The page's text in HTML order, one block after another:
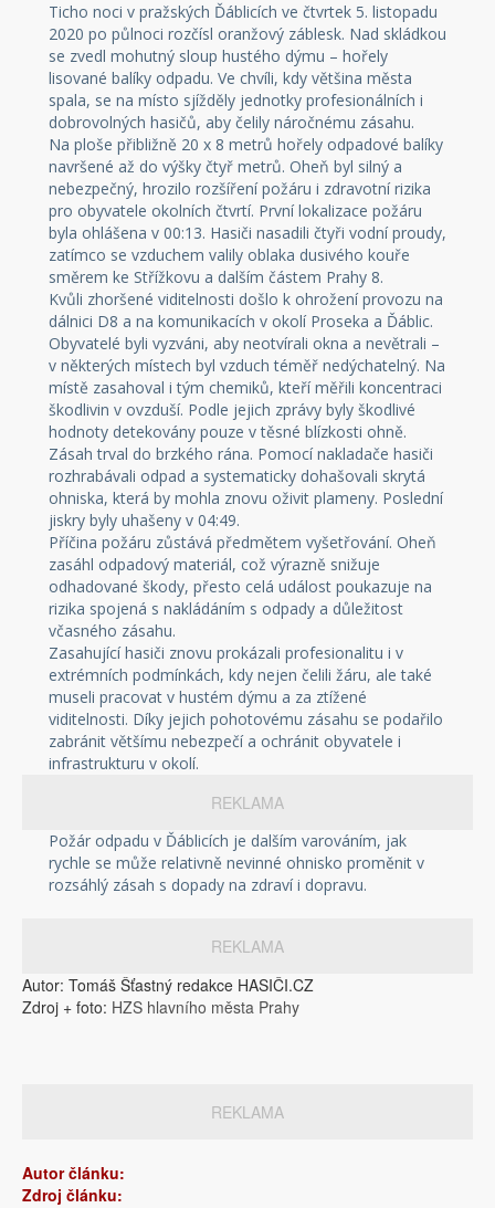
Ticho noci v pražských Ďáblicích ve čtvrtek 5. listopadu
2020 po půlnoci rozčísl oranžový záblesk. Nad skládkou
se zvedl mohutný sloup hustého dýmu – hořely
lisované balíky odpadu. Ve chvíli, kdy většina města
spala, se na místo sjížděly jednotky profesionálních i
dobrovolných hasičů, aby čelily náročnému zásahu.
Na ploše přibližně 20 x 8 metrů hořely odpadové balíky
navršené až do výšky čtyř metrů. Oheň byl silný a
nebezpečný, hrozilo rozšíření požáru i zdravotní rizika
pro obyvatele okolních čtvrtí. První lokalizace požáru
byla ohlášena v 00:13. Hasiči nasadili čtyři vodní proudy,
zatímco se vzduchem valily oblaka dusivého kouře
směrem ke Střížkovu a dalším částem Prahy 8.
Kvůli zhoršené viditelnosti došlo k ohrožení provozu na
dálnici D8 a na komunikacích v okolí Proseka a Ďáblic.
Obyvatelé byli vyzváni, aby neotvírali okna a nevětrali –
v některých místech byl vzduch téměř nedýchatelný. Na
místě zasahoval i tým chemiků, kteří měřili koncentraci
škodlivin v ovzduší. Podle jejich zprávy byly škodlivé
hodnoty detekovány pouze v těsné blízkosti ohně.
Zásah trval do brzkého rána. Pomocí nakladače hasiči
rozhrabávali odpad a systematicky dohašovali skrytá
ohniska, která by mohla znovu oživit plameny. Poslední
jiskry byly uhašeny v 04:49.
Příčina požáru zůstává předmětem vyšetřování. Oheň
zasáhl odpadový materiál, což výrazně snižuje
odhadované škody, přesto celá událost poukazuje na
rizika spojená s nakládáním s odpady a důležitost
včasného zásahu.
Zasahující hasiči znovu prokázali profesionalitu i v
extrémních podmínkách, kdy nejen čelili žáru, ale také
museli pracovat v hustém dýmu a za ztížené
viditelnosti. Díky jejich pohotovému zásahu se podařilo
zabránit většímu nebezpečí a ochránit obyvatele i
infrastrukturu v okolí.
REKLAMA
Požár odpadu v Ďáblicích je dalším varováním, jak
rychle se může relativně nevinné ohnisko proměnit v
rozsáhlý zásah s dopady na zdraví i dopravu.
REKLAMA
Autor: Tomáš Šťastný redakce HASIČI.CZ
Zdroj + foto: HZS hlavního města Prahy
REKLAMA
Autor článku:
Zdroj článku: